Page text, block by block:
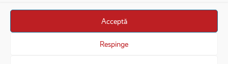
Acceptă
Respinge
Stega creative
Brandul Recorder e operat de Asociația Recorder Community, sub licența SC